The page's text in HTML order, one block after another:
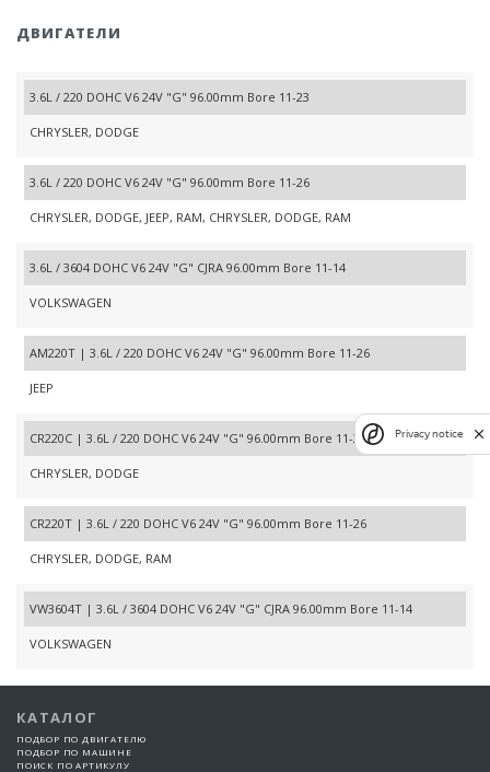
ДВИГАТЕЛИ
3.6L / 220 DOHC V6 24V "G" 96.00mm Bore 11-23
CHRYSLER, DODGE
3.6L / 220 DOHC V6 24V "G" 96.00mm Bore 11-26
CHRYSLER, DODGE, JEEP, RAM, CHRYSLER, DODGE, RAM
3.6L / 3604 DOHC V6 24V "G" CJRA 96.00mm Bore 11-14
VOLKSWAGEN
AM220T | 3.6L / 220 DOHC V6 24V "G" 96.00mm Bore 11-26
JEEP
CR220C | 3.6L / 220 DOHC V6 24V "G" 96.00mm Bore 11-23
CHRYSLER, DODGE
CR220T | 3.6L / 220 DOHC V6 24V "G" 96.00mm Bore 11-26
CHRYSLER, DODGE, RAM
VW3604T | 3.6L / 3604 DOHC V6 24V "G" CJRA 96.00mm Bore 11-14
VOLKSWAGEN
КАТАЛОГ
ПОДБОР ПО ДВИГАТЕЛЮ
ПОДБОР ПО МАШИНЕ
ПОИСК ПО АРТИКУЛУ
Privacy notice